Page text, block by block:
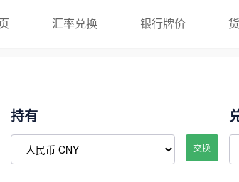
汇率兑换 银行牌价
持有
交换